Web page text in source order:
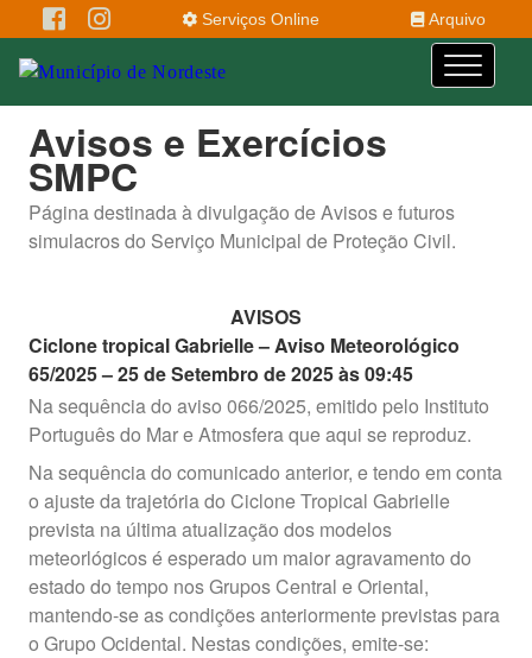
Serviços Online Arquivo
Avisos e Exercícios
SMPC
Página destinada à divulgação de Avisos e futuros
simulacros do Serviço Municipal de Proteção Civil.
AVISOS
Ciclone tropical Gabrielle – Aviso Meteorológico
65/2025 –25 de Setembro de 2025 às 09:45
Na sequência do aviso 066/2025, emitido pelo Instituto
Português do Mar e Atmosfera que aqui se reproduz.
Na sequência do comunicado anterior, e tendo em conta
o ajuste da trajetória do Ciclone Tropical Gabrielle
prevista na última atualização dos modelos
meteorlógicos é esperado um maior agravamento do
estado do tempo nos Grupos Central e Oriental,
mantendo-se as condições anteriormente previstas para
o Grupo Ocidental. Nestas condições, emite-se: